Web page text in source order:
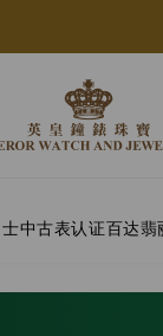
中古表认证百达翡